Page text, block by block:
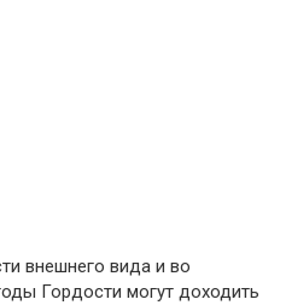
внешнего вида и во
Гордости могут доходить